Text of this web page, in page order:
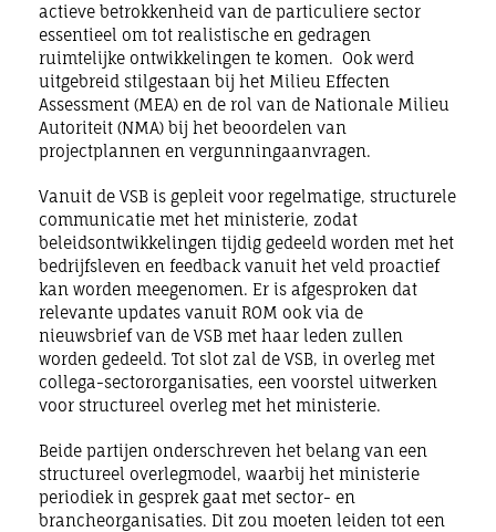
actieve betrokkenheid van de particuliere sector
essentieel om tot realistische en gedragen
ruimtelijke ontwikkelingen te komen. Ook werd
uitgebreid stilgestaan bij het Milieu Effecten
Assessment (MEA) en de rol van de Nationale Milieu
Autoriteit (NMA) bij het beoordelen van
projectplannen en vergunningaanvragen.
Vanuit de VSB is gepleit voor regelmatige, structurele
communicatie met het ministerie, zodat
beleidsontwikkelingen tijdig gedeeld worden met het
bedrijfsleven en feedback vanuit het veld proactief
kan worden meegenomen. Er is afgesproken dat
relevante updates vanuit ROM ook via de
nieuwsbrief van de VSB met haar leden zullen
worden gedeeld. Tot slot zal de VSB, in overleg met
collega-sectororganisaties, een voorstel uitwerken
voor structureel overleg met het ministerie.
Beide partijen onderschreven het belang van een
structureel overlegmodel, waarbij het ministerie
periodiek in gesprek gaat met sector- en
brancheorganisaties. Dit zou moeten leiden tot een